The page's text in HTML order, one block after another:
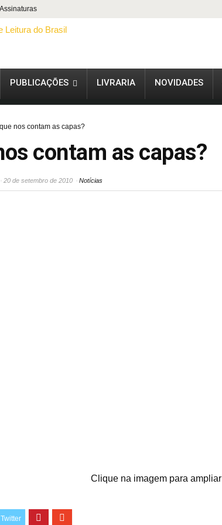
Assinaturas
PUBLICAÇÕES LIVRARIA NOVIDADES
nos contam as capas?
contam as capas?
20 de setembro de 2010 Notícias
Clique na imagem para ampliar